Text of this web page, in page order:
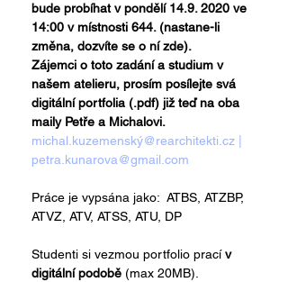
bude probíhat v pondělí 14.9. 2020 ve
14:00 v místnosti 644. (nastane-li
změna, dozvíte se o ní zde).
Zájemci o toto zadání a studium v
našem atelieru, prosím posílejte svá
digitální portfolia (.pdf) již teď na oba
maily Petře a Michalovi.
michal.kuzemenský@rearchitekti.cz |
petra.kunarova@gmail.com
Práce je vypsána jako:  ATBS, ATZBP,
ATVZ, ATV, ATSS, ATU, DP
Studenti si vezmou portfolio prací v
digitální podobě (max 20MB).